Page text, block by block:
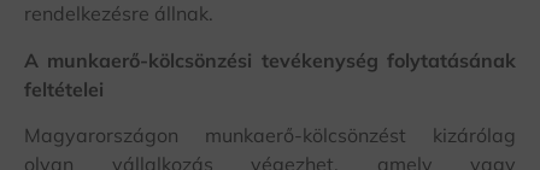
rendelkezésre állnak.
A munkaerő-kölcsönzési tevékenység folytatásának
feltételei
Magyarországon munkaerő-kölcsönzést kizárólag
olyan vállalkozás végezhet, amely vagy